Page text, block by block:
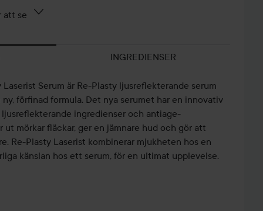
att se
INGREDIENSER
Serum är Re-Plasty ljusreflekterande serum
förfinad formula. Det nya serumet har en innovativ
ingredienser och antiage-
ut mörkar fläckar, ger en jämnare hud och gör att
Re-Plasty Laserist kombinerar mjukheten hos en
känslan hos ett serum, för en ultimat upplevelse.